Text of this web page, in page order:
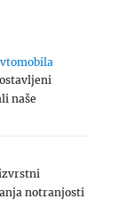
naše
notranjosti